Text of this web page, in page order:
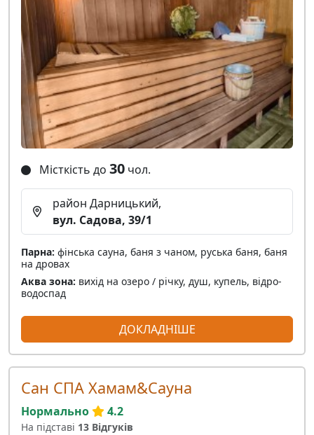
Місткість до 30 чол.
район Дарницький,
вул. Садова, 39/1
Парна: фінська сауна, баня з чаном, руська баня, баня
на дровах
Аква зона: вихід на озеро / річку, душ, купель, відро-
водоспад
ДОКЛАДНІШЕ
Сан СПА Хамам&Сауна
Нормально 4.2
На підставі 13 Відгуків